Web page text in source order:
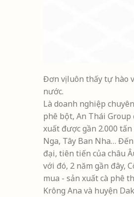
Đơn vị luôn thấy tự hào
nước.
Là doanh nghiệp
phê bột, An Thái
xuất được gần 2.000
Nga, Tây Ban Nha…
đại, tiên tiến của châu
với đó, 2 năm gần đây,
mua - sản xuất cà phê
Krông Ana và huyện